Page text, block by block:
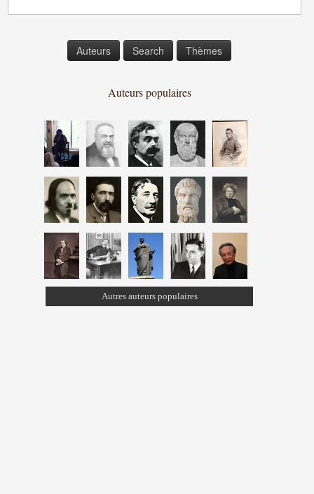
Auteurs Search Thèmes
Auteurs populaires
Autres auteurs populaires